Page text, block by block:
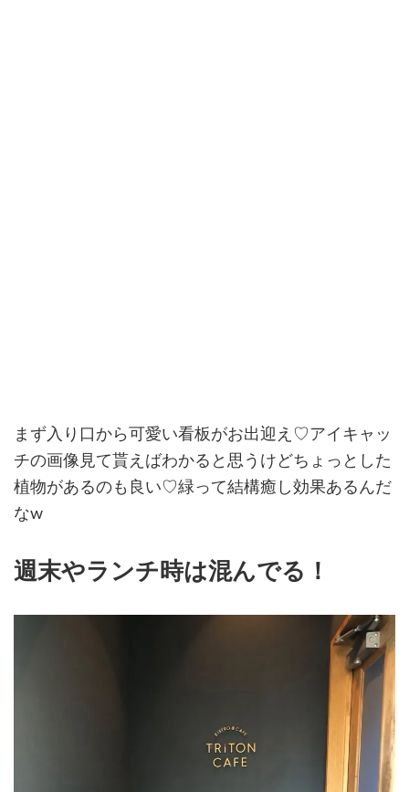
まず入り口から可愛い看板がお出迎え♡アイキャッ
チの画像見て貰えばわかると思うけどちょっとした
植物があるのも良い♡緑って結構癒し効果あるんだ
なw
週末やランチ時は混んでる！